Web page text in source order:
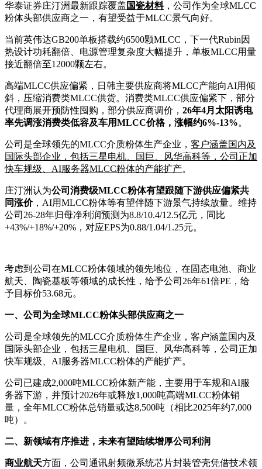
华泰证券庄汀洲最新跟踪覆盖 国瓷材料，公司作为全球MLCC
粉体头部供应商之一，有望受益于MLCC景气向好。
当前英伟达GB200单板搭载约6500颗MLCC，下一代Rubin因
热设计功耗翻倍、电源管理复杂度大幅提升，单板MLCC用量
接近翻倍至12000颗左右。
高端MLCC供应偏紧，日韩主要供应商将MLCC产能向AI用倾
斜，压缩消费类MLCC供货。消费类MLCC供应偏紧下，部分
代理商展开预防性囤购，部分供应商调价， 26年4月太阳诱电
率先调涨消费类低容及车用MLCC价格，涨幅约6%-13%。
公司是全球领先的MLCC介质粉体生产企业， 客户涵盖国内及
国际头部企业，包括三星电机、国巨、风华高科等，公司正加
快车规级、AI服务器MLCC粉体的产能扩产。
庄汀洲认为公司消费级MLCC粉体有望跟随下游供应偏紧共
同涨价，AI用MLCC粉体等有望伴随下游景气持续放量。维持
公司26-28年归母净利润预测为8.8/10.4/12.5亿元，同比
+43%/+18%/+20%，对应EPS为0.88/1.04/1.25元。
考虑到公司在MLCC粉体领域的领先地位，在固态电池、商业
航天、陶瓷基板等领域的成长性，给予公司26年61倍PE，给
予目标价53.68元。
一、公司为全球MLCC粉体头部供应商之一
公司是全球领先的MLCC介质粉体生产企业，客户涵盖国内及
国际头部企业，包括三星电机、国巨、风华高科等，公司正加
快车规级、AI服务器MLCC粉体的产能扩产。
公司已建成2,000吨MLCC粉体新产能，主要用于车规和AI服
务器下游，并预计2026年或释放1,000吨高端MLCC粉体销
量，全年MLCC粉体总销量或达8,500吨（相比2025年约7,000
吨）。
二、新领域有序推进，未来有望陆续增厚公司利润
商业航天方面，公司通讯射频微系统芯片封装管壳凭借技术领